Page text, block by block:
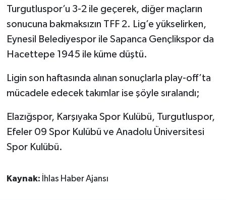
Turgutluspor’u 3-2 ile geçerek, diğer maçların
sonucuna bakmaksızın TFF 2. Lig’e yükselirken,
Eynesil Belediyespor ile Sapanca Gençlikspor da
Hacettepe 1945 ile küme düştü.
Ligin son haftasında alınan sonuçlarla play-off’ta
mücadele edecek takımlar ise şöyle sıralandı;
Elazığspor, Karşıyaka Spor Kulübü, Turgutluspor,
Efeler 09 Spor Kulübü ve Anadolu Üniversitesi
Spor Kulübü.
Kaynak: İhlas Haber Ajansı